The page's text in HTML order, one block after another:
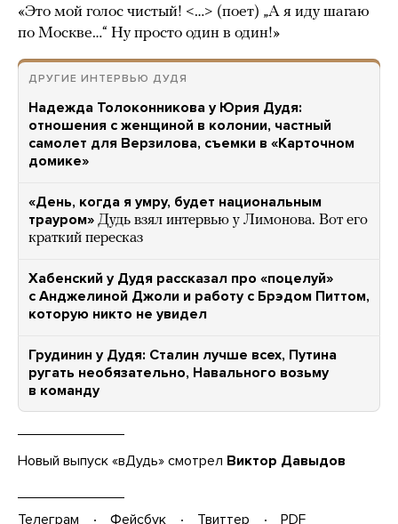
«Это мой голос чистый! <…> (поет) „А я иду шагаю
по Москве…“ Ну просто один в один!»
ДРУГИЕ ИНТЕРВЬЮ ДУДЯ
Надежда Толоконникова у Юрия Дудя:
отношения с женщиной в колонии, частный
самолет для Верзилова, съемки в «Карточном
домике»
«День, когда я умру, будет национальным
трауром» Дудь взял интервью у Лимонова. Вот его
краткий пересказ
Хабенский у Дудя рассказал про «поцелуй»
с Анджелиной Джоли и работу с Брэдом Питтом,
которую никто не увидел
Грудинин у Дудя: Сталин лучше всех, Путина
ругать необязательно, Навального возьму
в команду
Новый выпуск «вДудь» смотрел Виктор Давыдов
Телеграм Фейсбук Твиттер PDF